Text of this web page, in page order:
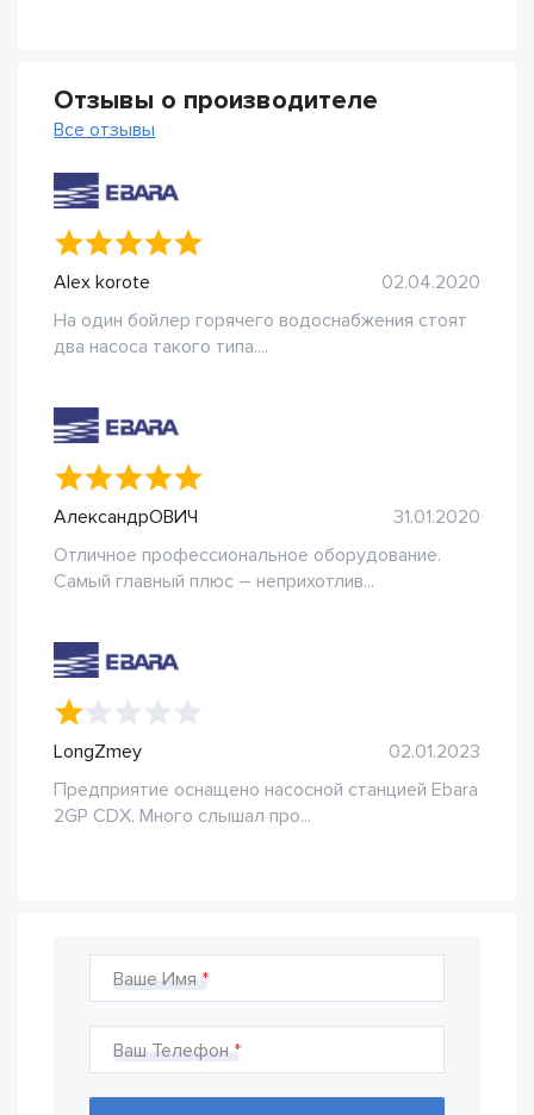
Отзывы о производителе
Все отзывы
Alex korote
02.04.2020
На один бойлер горячего водоснабжения стоят
два насоса такого типа....
АлександрОВИЧ
31.01.2020
Отличное профессиональное оборудование.
Самый главный плюс – неприхотлив...
LongZmey
02.01.2023
Предприятие оснащено насосной станцией Ebara
2GP CDX. Много слышал про...
Ваше Имя
Ваш Телефон